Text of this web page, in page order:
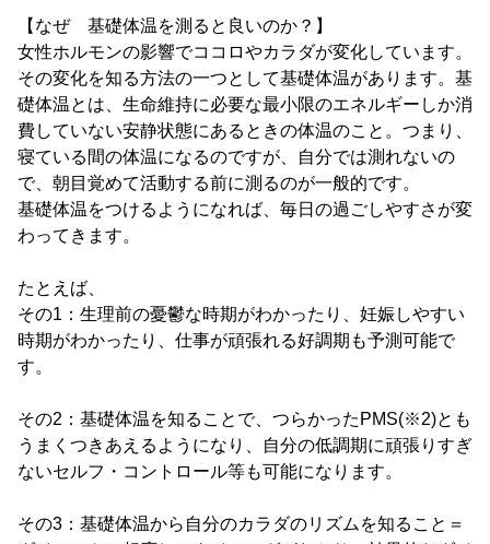
【なぜ 基礎体温を測ると良いのか？】
女性ホルモンの影響でココロやカラダが変化しています。
その変化を知る方法の一つとして基礎体温があります。基
礎体温とは、生命維持に必要な最小限のエネルギーしか消
費していない安静状態にあるときの体温のこと。つまり、
寝ている間の体温になるのですが、自分では測れないの
で、朝目覚めて活動する前に測るのが一般的です。
基礎体温をつけるようになれば、毎日の過ごしやすさが変
わってきます。
たとえば、
その1：生理前の憂鬱な時期がわかったり、妊娠しやすい
時期がわかったり、仕事が頑張れる好調期も予測可能で
す。
その2：基礎体温を知ることで、つらかったPMS(※2)とも
うまくつきあえるようになり、自分の低調期に頑張りすぎ
ないセルフ・コントロール等も可能になります。
その3：基礎体温から自分のカラダのリズムを知ること＝